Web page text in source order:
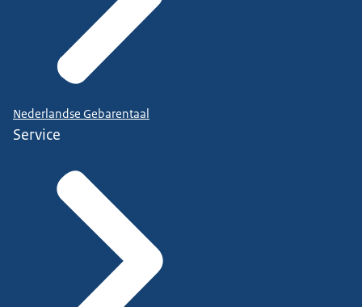
Nederlandse Gebarentaal
Service